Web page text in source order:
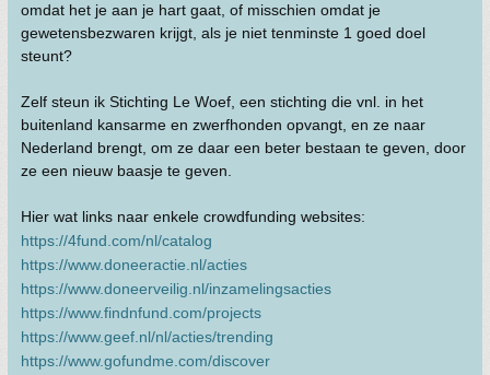
omdat het je aan je hart gaat, of misschien omdat je
gewetensbezwaren krijgt, als je niet tenminste 1 goed doel
steunt?
Zelf steun ik Stichting Le Woef, een stichting die vnl. in het
buitenland kansarme en zwerfhonden opvangt, en ze naar
Nederland brengt, om ze daar een beter bestaan te geven, door
ze een nieuw baasje te geven.
Hier wat links naar enkele crowdfunding websites:
https://4fund.com/nl/catalog
https://www.doneeractie.nl/acties
https://www.doneerveilig.nl/inzamelingsacties
https://www.findnfund.com/projects
https://www.geef.nl/nl/acties/trending
https://www.gofundme.com/discover